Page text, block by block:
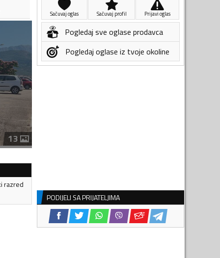
13
razred
Sačuvaj oglas Sačuvaj profil Prijavi oglas
Pogledaj sve oglase prodavca
Pogledaj oglase iz tvoje okoline
PODIJELI SA PRIJATELJIMA